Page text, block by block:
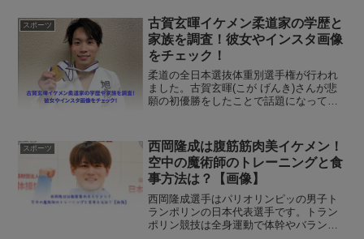
か)選手はメイクや私服、笑顔がかわいい
と言われていますが...
スポーツ
古賀玄暉イケメン柔道家の学歴と
家族を調査！彼女やインスタ画像
をチェック！
柔道の全日本選抜体重別選手権が行われ
ました。古賀玄暉(こが げんき)さんが悲
願の初優勝をしたことで話題になってい
んの次男としても知られています。今回
はお父様の死を...
スポーツ
西岡隆成は腹筋筋肉美イケメン！
空中の魔術師のトレーニングと食
事方法は？【画像】
西岡隆成選手はパリオリンピッの男子ト
ランポリンの日本代表選手です。トラン
ポリン競技は全身運動で体幹やバランス